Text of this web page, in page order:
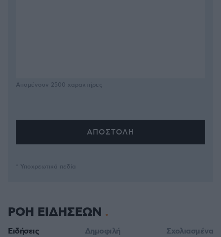
Απομένουν 2500 χαρακτήρες
* Υποχρεωτικά πεδία
ΡΟΗ ΕΙΔΗΣΕΩΝ
Ειδήσεις Δημοφιλή Σχολιασμένα